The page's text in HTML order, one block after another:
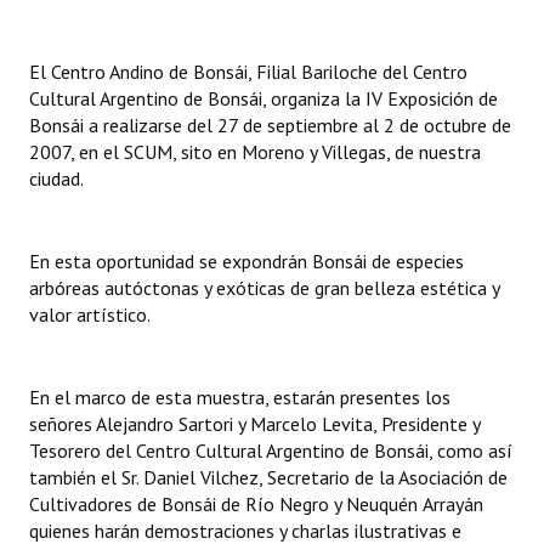
NORMATIVA
Comunicaciones
Resoluciones
Resoluciones de Presidencia
Antiguos Pobladores
Noticias Destacadas
Registros y Distinciones
El Centro Andino de Bonsái, Filial Bariloche del Centro
Cultural Argentino de Bonsái, organiza la IV Exposición de
Bonsái a realizarse del 27 de septiembre al 2 de octubre de
2007, en el SCUM, sito en Moreno y Villegas, de nuestra
ciudad.
En esta oportunidad se expondrán Bonsái de especies
arbóreas autóctonas y exóticas de gran belleza estética y
valor artístico.
En el marco de esta muestra, estarán presentes los
señores Alejandro Sartori y Marcelo Levita, Presidente y
Tesorero del Centro Cultural Argentino de Bonsái, como así
también el Sr. Daniel Vilchez, Secretario de la Asociación de
Cultivadores de Bonsái de Río Negro y Neuquén Arrayán
quienes harán demostraciones y charlas ilustrativas e